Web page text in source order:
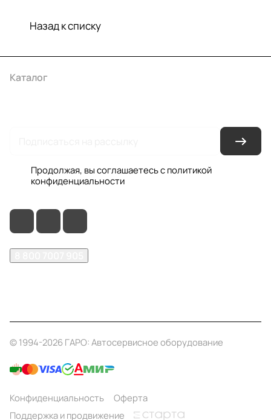
Назад к списку
Каталог
Продолжая, вы соглашаетесь с политикой
конфиденциальности
© 1994-2026 ГАРО: Автосервисное оборудование
Конфиденциальность
Оферта
Поддержка и продвижение